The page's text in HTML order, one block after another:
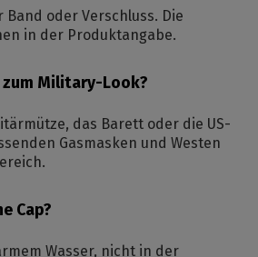
Band oder Verschluss. Die
in der Produktangabe.
zum Military-Look?
das Barett oder die US-
Gasmasken und Westen
Cap?
Wasser, nicht in der